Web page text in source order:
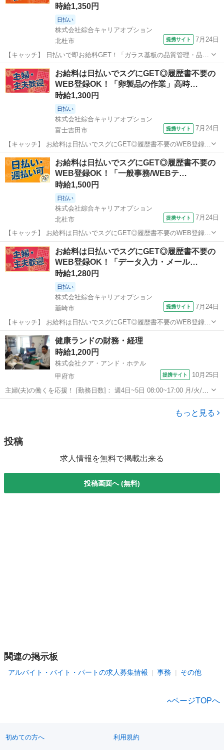
時給1,350円
日払い
株式会社綜合キャリアオプション
北杜市
提携サイト 7月24日
【キャッチ】 日払いで即お給料GET！「ガラス基板の品質管理・品質
情報の作成」【未経験OK!】土日祝休み!モノ足りない方に・残業20H
未満♪高時給1350円！ 【コメント】 製造のお仕事が豊富★未経験で働
いてみたい方も大歓...
山梨 北杜市 一般事務
お給料は日払いでスグにGET◎履歴書不要の
WEB登録OK！「卵製品の作業」高時…
時給1,300円
日払い
株式会社綜合キャリアオプション
富士吉田市
提携サイト 7月24日
【キャッチ】 お給料は日払いでスグにGET◎履歴書不要のWEB登録
OK！「卵製品の作業」高時給1300円！寿周辺！20代～40代のスタッ
フが多数活躍中★ 【コメント】 ＼大手人材派遣会社で働きませんか♪
／ 「新しい職場は...
山梨 富士吉田市 一般事務
お給料は日払いでスグにGET◎履歴書不要の
WEB登録OK！「一般事務/WEBテ…
時給1,500円
日払い
株式会社綜合キャリアオプション
北杜市
提携サイト 7月24日
【キャッチ】 お給料は日払いでスグにGET◎履歴書不要のWEB登録
OK！「一般事務/WEBテスト進行管理」高時給1500円！小淵沢周辺！
20代～40代のスタッフが多数活躍中★ 【コメント】 製造のお仕事を
お探しの方必見！ ...
山梨 北杜市 一般事務
お給料は日払いでスグにGET◎履歴書不要の
WEB登録OK！「データ入力・メール…
時給1,280円
日払い
株式会社綜合キャリアオプション
韮崎市
提携サイト 7月24日
【キャッチ】 お給料は日払いでスグにGET◎履歴書不要のWEB登録
OK！「データ入力・メール対応」高時給1280円！山梨県韮崎市周辺！
20代～40代のスタッフが多数活躍中★ 【コメント】 弊社なら事前の
職場見学が多数！お仕...
山梨 韮崎市 一般事務
健康ランドの財務・経理
時給1,200円
株式会社クア・アンド・ホテル
甲府市
提携サイト 10月25日
主婦(夫)の働くを応援！ [勤務日数]： 週4日~5日 08:00~17:00 月/火/水/
木/金 などから選べます [勤務地・最寄駅]： 山梨県甲府市丸の内2丁目
もっと見る
投稿
求人情報を無料で掲載出来る
投稿画面へ (無料)
関連の掲示板
アルバイト・バイト・パートの求人募集情報 事務 その他
ページTOPへ
初めての方へ 利用規約